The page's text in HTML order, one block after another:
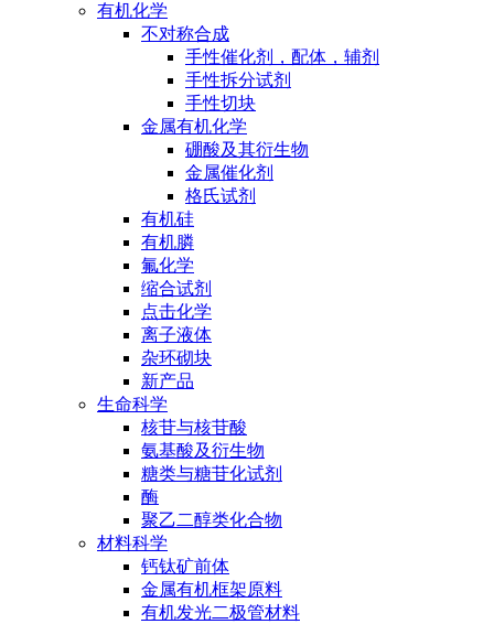
有机化学
不对称合成
手性催化剂，配体，辅剂
手性拆分试剂
手性切块
金属有机化学
硼酸及其衍生物
金属催化剂
格氏试剂
有机硅
有机膦
氟化学
缩合试剂
点击化学
离子液体
杂环砌块
新产品
生命科学
核苷与核苷酸
氨基酸及衍生物
糖类与糖苷化试剂
酶
聚乙二醇类化合物
材料科学
钙钛矿前体
金属有机框架原料
有机发光二极管材料